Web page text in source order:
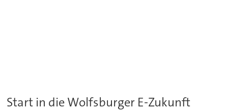
Start in die Wolfsburger E-Zukunft